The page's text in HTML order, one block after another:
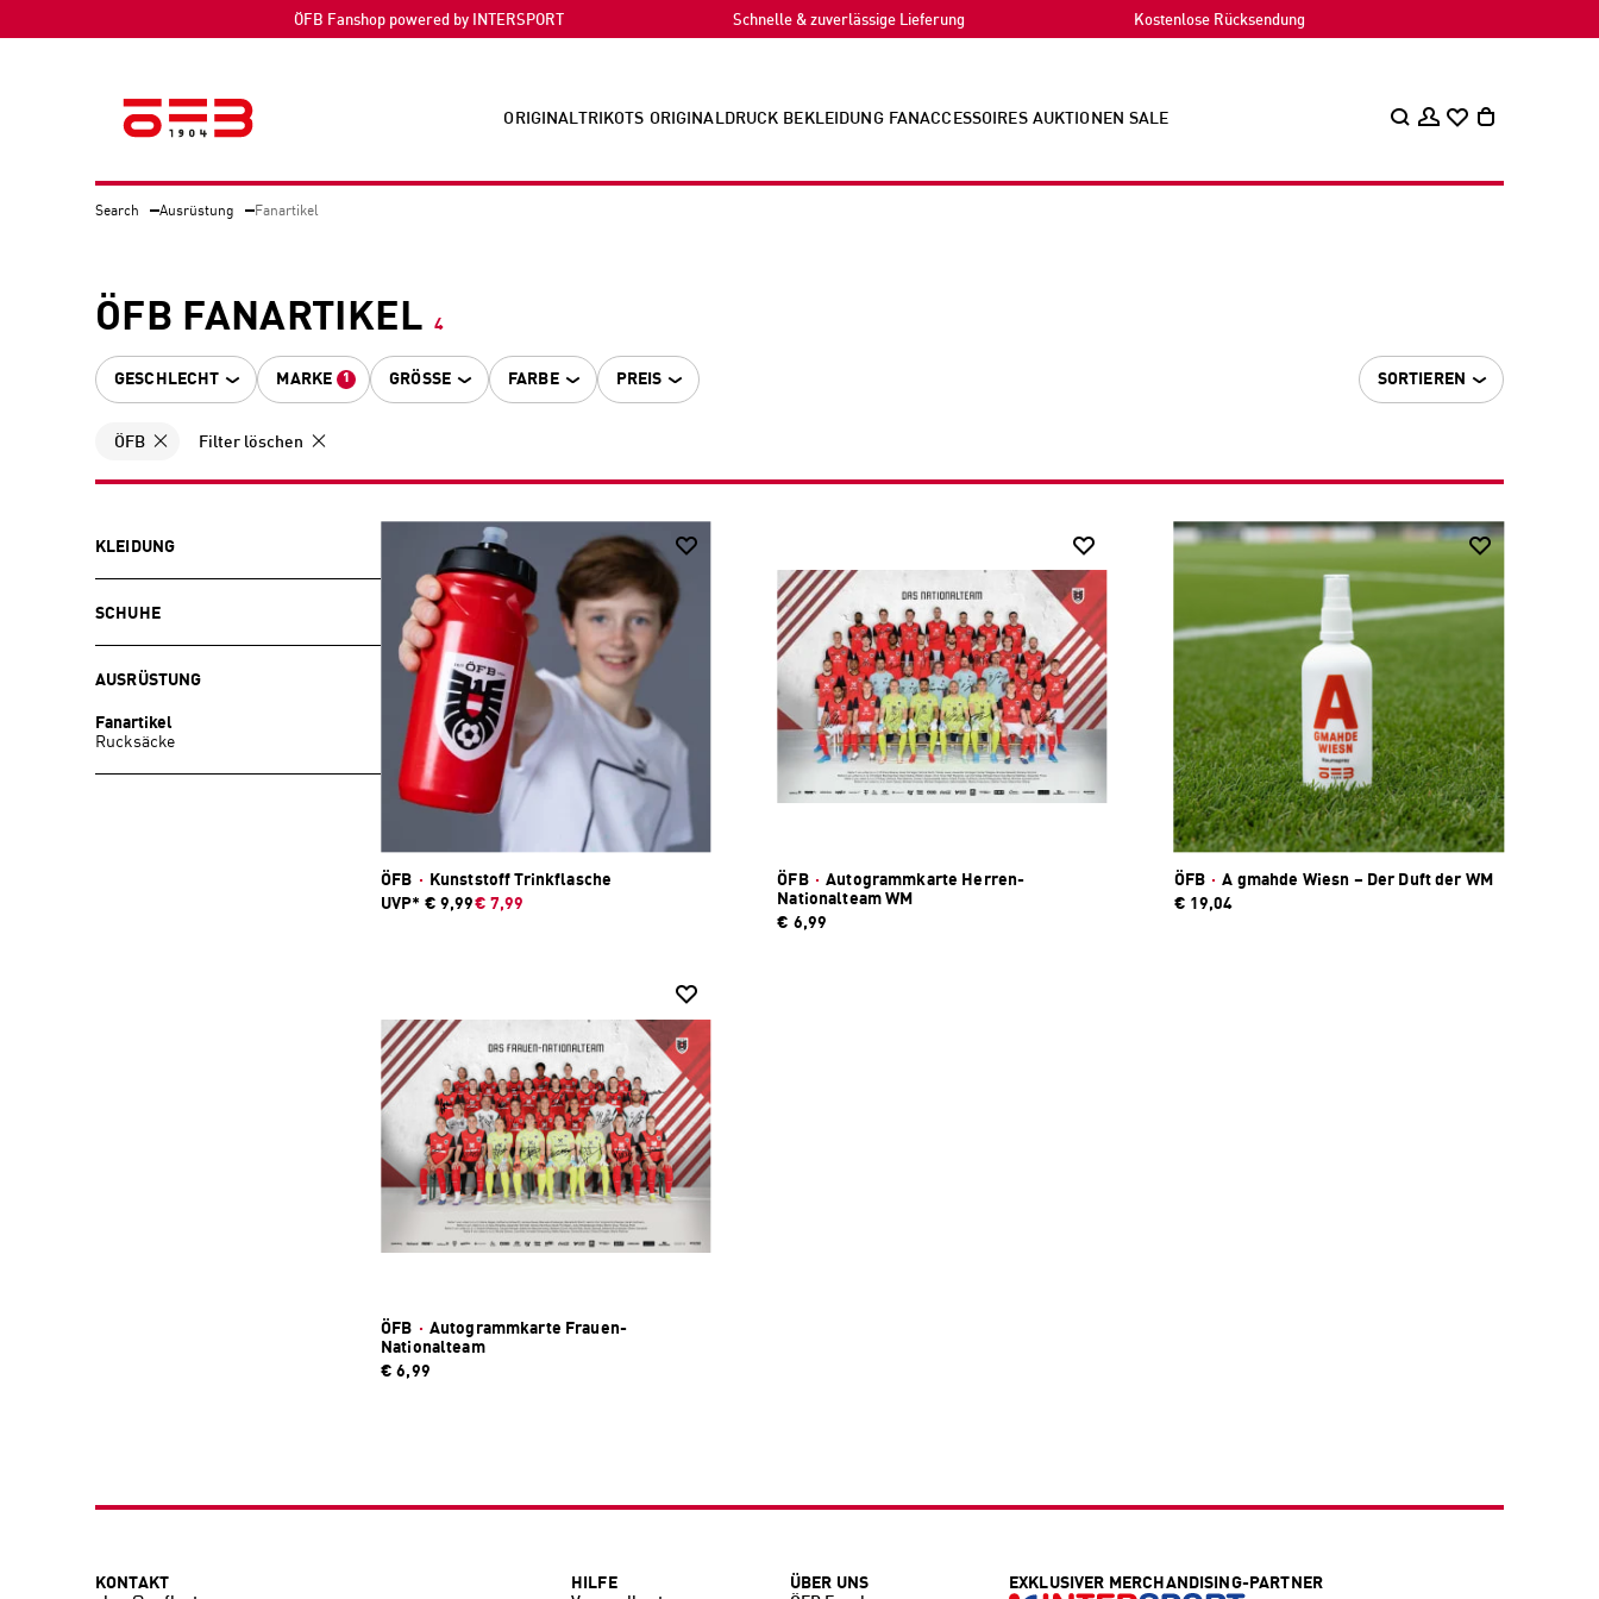
ÖFB Fanshop powered by INTERSPORT Schnelle & zuverlässige Lieferung Kostenlose Rücksendung
ORIGINALTRIKOTS ORIGINALDRUCK BEKLEIDUNG FANACCESSOIRES AUKTIONEN SALE
Search Ausrüstung Fanartikel
ÖFB FANARTIKEL 4
GESCHLECHT MARKE 1 GRÖSSE FARBE PREIS SORTIEREN
ÖFB Filter löschen
KLEIDUNG
SCHUHE
AUSRÜSTUNG
Fanartikel
Rucksäcke
ÖFB ·
Kunststoff Trinkflasche
UVP* € 9,99€ 7,99
ÖFB · Autogrammkarte Herren-
Nationalteam WM
€ 6,99
ÖFB · A gmahde Wiesn – Der Duft der WM
€ 19,04
ÖFB · Autogrammkarte Frauen-
Nationalteam
€ 6,99
KONTAKT
HILFE
ÜBER UNS
EXKLUSIVER MERCHANDISING-PARTNER